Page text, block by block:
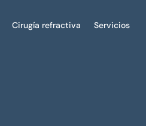
Cirugía refractiva Servicios